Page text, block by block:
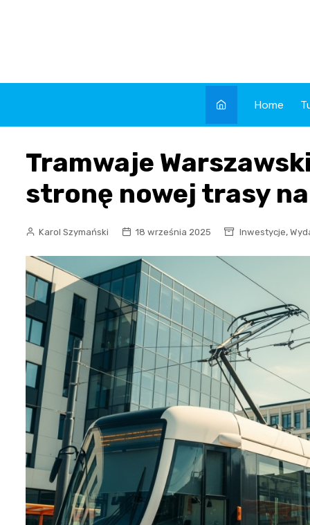
Home
Tramwaje
stronę nowej trasy
Karol Szymański 18 września 2025 Inwestycje,